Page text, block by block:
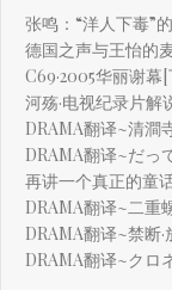
张鸣：“洋人下毒”
德国之声与王怡的
C69·2005华丽谢幕[
河殇·电视纪录片解
DRAMA翻译~清澗
DRAMA翻译~だっ
再讲一个真正的童
DRAMA翻译~二重
DRAMA翻译~禁断
DRAMA翻译~クロ